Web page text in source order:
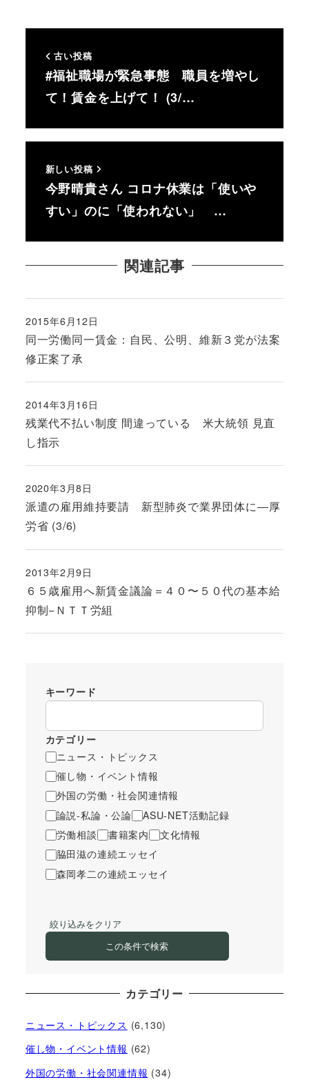
古い投稿
#福祉職場が緊急事態 職員を増やし
て！賃金を上げて！ (3/…
新しい投稿
今野晴貴さん コロナ休業は「使いや
すい」のに「使われない」 …
関連記事
同一労働同一賃金：自民、公明、維新３党が法案
修正案了承
投稿日
2015年6月12日
残業代不払い制度 間違っている 米大統領 見直
し指示
投稿日
2014年3月16日
派遣の雇用維持要請 新型肺炎で業界団体に―厚
労省 (3/6)
投稿日
2020年3月8日
６５歳雇用へ新賃金議論＝４０〜５０代の基本給
抑制−ＮＴＴ労組
投稿日
2013年2月9日
キーワード
カテゴリー
ニュース・トピックス
催し物・イベント情報
外国の労働・社会関連情報
論説-私論・公論
ASU-NET活動記録
労働相談
書籍案内
文化情報
脇田滋の連続エッセイ
森岡孝二の連続エッセイ
絞り込みをクリア
この条件で検索
カテゴリー
ニュース・トピックス (6,130)
催し物・イベント情報 (62)
外国の労働・社会関連情報 (34)